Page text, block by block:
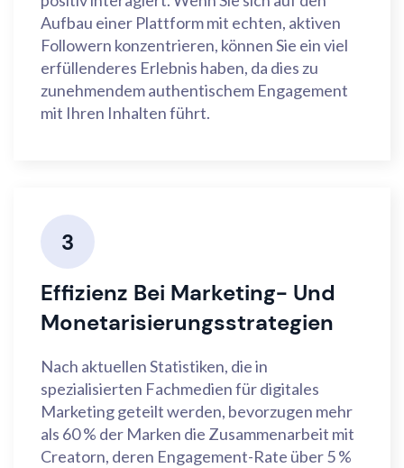
Aufbau einer Plattform mit echten, aktiven
Followern konzentrieren, können Sie ein viel
erfüllenderes Erlebnis haben, da dies zu
zunehmendem authentischem Engagement
mit Ihren Inhalten führt.
3
Effizienz Bei Marketing- Und
Monetarisierungsstrategien
Nach aktuellen Statistiken, die in
spezialisierten Fachmedien für digitales
Marketing geteilt werden, bevorzugen mehr
als 60 % der Marken die Zusammenarbeit mit
Creatorn, deren Engagement-Rate über 5 %